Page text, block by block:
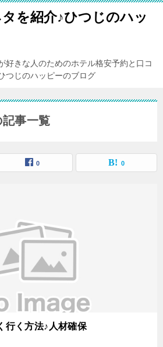
を紹介♪ひつじのハッ
好きな人のためのホテル格安予約と口コ
つじのハッピーのブログ
記事一覧
0 0
行く方法♪人材確保